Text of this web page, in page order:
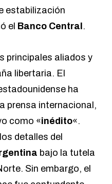
estabilización
el Banco Central.
principales aliados y
libertaria. El
ha
prensa internacional,
como «inédito«.
detalles del
bajo la tutela
Sin embargo, el